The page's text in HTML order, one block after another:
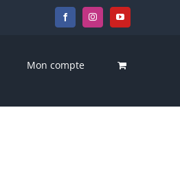
FacebookInstagramYouTube
Mon compte